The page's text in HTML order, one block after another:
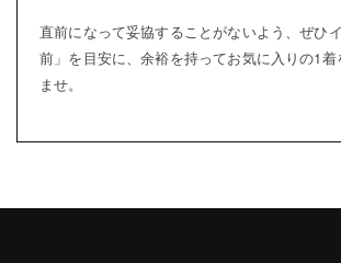
直前になって妥協することがないよう、ぜひ
前」を目安に、余裕を持ってお気に入りの1
ませ。